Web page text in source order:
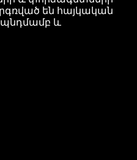
են հայկական
և